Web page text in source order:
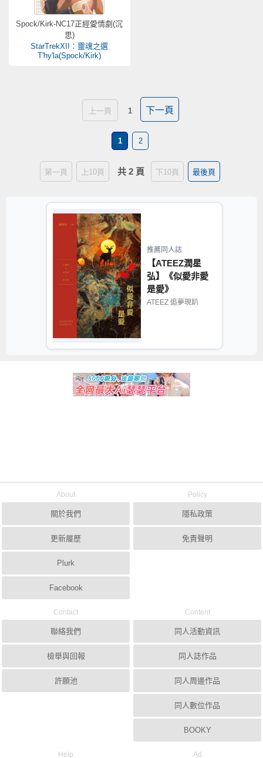
Spock/Kirk-NC17正經愛情劇(沉
思)
StarTrekXII：靈魂之選
T'hy'la(Spock/Kirk)
上一頁 1 下一頁
1 2
第一頁 上10頁 共 2 頁 下10頁 最後頁
推薦同人誌
【ATEEZ潤星
弘】《似愛非愛
是愛》
ATEEZ 追夢現趴
About
關於我們
更新履歷
Plurk
Facebook
Policy
隱私政策
免責聲明
Contact
聯絡我們
檢舉與回報
許願池
Content
同人活動資訊
同人誌作品
同人周邊作品
同人數位作品
BOOKY
Help Ad